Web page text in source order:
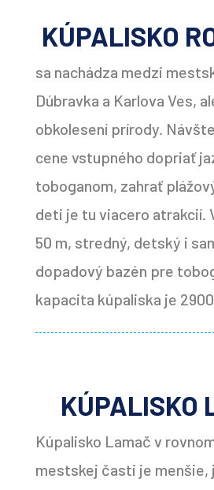
KÚPALISKO
sa nachádza medzi
Dúbravka a Karlova Ves,
obkolesení prírody.
cene vstupného dopriať
toboganom, zahrať
deti je tu viacero atrakcií.
50 m, stredný, detský i
dopadový bazén pre
kapacita kúpaliska je
KÚPALISKO
Kúpalisko Lamač v
mestskej časti je menšie,